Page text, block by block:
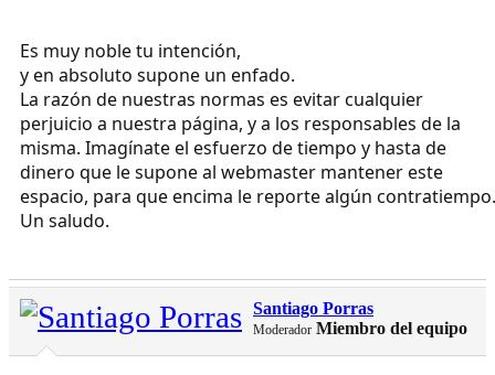
Es muy noble tu intención,
y en absoluto supone un enfado.
La razón de nuestras normas es evitar cualquier
perjuicio a nuestra página, y a los responsables de la
misma. Imagínate el esfuerzo de tiempo y hasta de
dinero que le supone al webmaster mantener este
espacio, para que encima le reporte algún contratiempo.
Un saludo.
Santiago Porras
Moderador Miembro del equipo